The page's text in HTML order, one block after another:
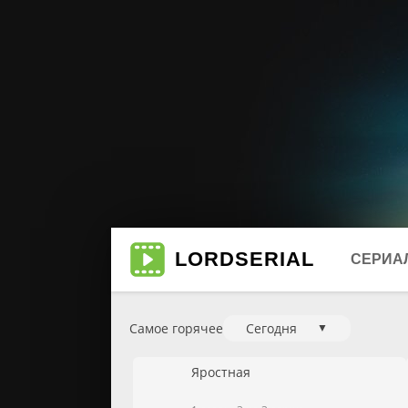
LORDSERIAL
Самое горячее Сегодня ▼
Яростная